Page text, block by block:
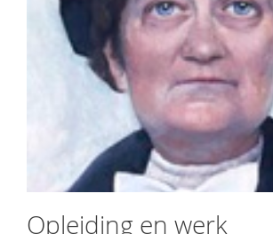
Opleiding en werk